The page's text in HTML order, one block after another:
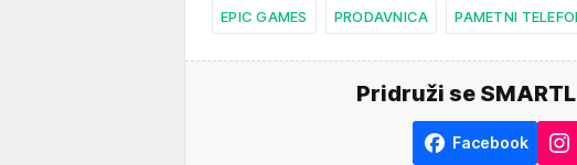
EPIC GAMES PRODAVNICA PAMETNI
Pridruži se
Facebook